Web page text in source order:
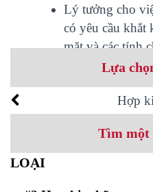
Lý tưởng cho
có yêu cầu khắt
mặt và các tính
Lựa
Hợp
Tìm một
LOẠI